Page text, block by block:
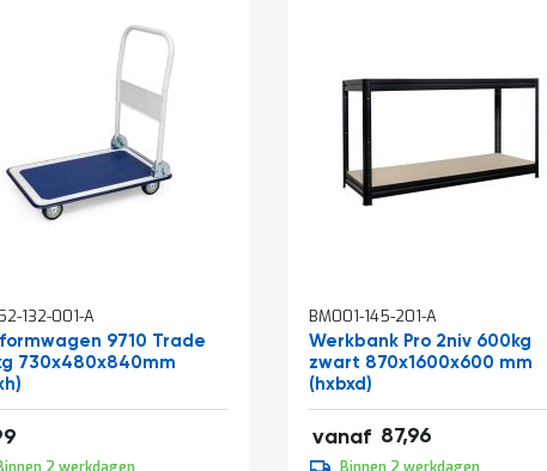
132-001-A
9710 Trade
730x480x840mm
BM001-145-201-A
Werkbank Pro 2niv 600kg
zwart 870x1600x600 mm
(hxbxd)
vanaf 87,96
106,43
109,95
winkelwagen